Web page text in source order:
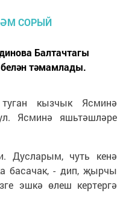
Балтачтагы
тәмамлады.
кызчык Ясминә
Ясминә яшьтәшләре
Дусларым, чуть кенә
басачак, - дип, җырчы
эшкә өлеш кертергә